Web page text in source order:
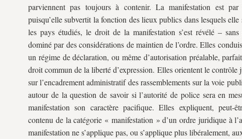
parviennent pas toujours à contenir. La manifestation est par
puisqu’elle subvertit la fonction des lieux publics dans lesquels
les pays étudiés, le droit de la manifestation s’est révélé –
dominé par des considérations de maintien de l’ordre. Elles
un régime de déclaration, ou même d’autorisation préalable,
droit commun de la liberté d’expression. Elles orientent le
sur l’encadrement administratif des rassemblements sur la voie
autour de la question de savoir si l’autorité de police sera en
manifestation son caractère pacifique. Elles expliquent, peut-
contenu de la catégorie « manifestation » d’un ordre juridique à
manifestation ne s’applique pas, ou s’applique plus libéralement,